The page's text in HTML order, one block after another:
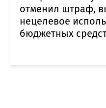
отменил штраф,
нецелевое
бюджетных